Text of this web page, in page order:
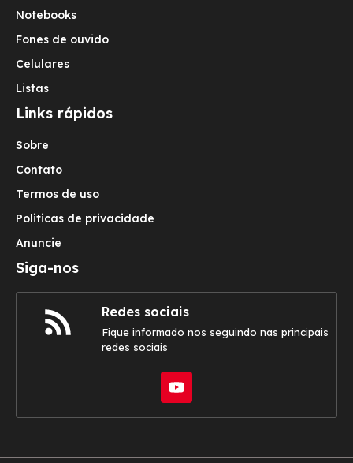
Notebooks
Fones de ouvido
Celulares
Listas
Links rápidos
Sobre
Contato
Termos de uso
Politicas de privacidade
Anuncie
Siga-nos
Redes sociais
Fique informado nos seguindo nas principais
redes sociais